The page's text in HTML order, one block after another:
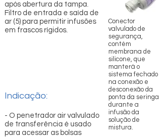
após abertura da tampa.
Filtro de entrada e saída de
ar (5) para permitir infusões
em frascos rígidos.
Indicação:
- O penetrador air valvulado
de transferência é usado
para acessar as bolsas
Conector
valvulado de
segurança,
contém
membrana de
silicone, que
manterá o
sistema fechado
na conexão e
desconexão da
ponta da seringa
durante a
infusão da
solução de
mistura.